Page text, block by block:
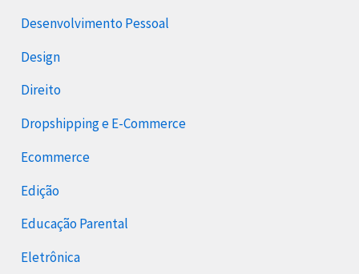
Desenvolvimento Pessoal
Design
Direito
Dropshipping e E-Commerce
Ecommerce
Edição
Educação Parental
Eletrônica